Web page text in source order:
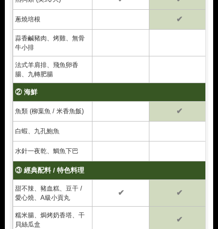
蔥燒培根 ✔
蒜香鹹豬肉、烤雞、無骨
牛小排
法式羊肩排、飛魚卵香
腸、九轉肥腸
② 海鮮
魚類 (柳葉魚 / 米香魚飯) ✔
白蝦、九孔鮑魚
水針一夜乾、鯛魚下巴
③ 經典配料 / 特色料理
甜不辣、豬血糕、豆干 /
愛心燒、A級小貢丸
✔ ✔
糯米腸、焗烤奶香塔、干
貝絲瓜盒
✔